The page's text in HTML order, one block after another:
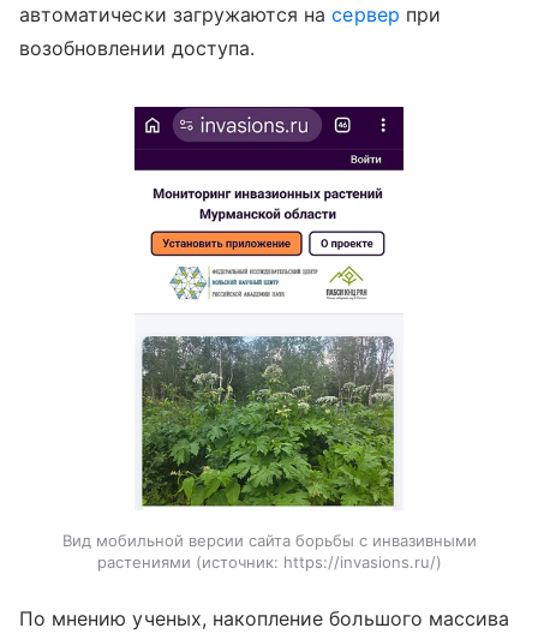
автоматически загружаются насервер при
возобновлении доступа.
Вид мобильной версии сайта борьбы с инвазивными
растениями
источник: https://invasions.ru/
По мнению ученых, накопление большого массива